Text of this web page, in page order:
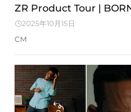
ZR Product Tour |
2025年10月15日
CM